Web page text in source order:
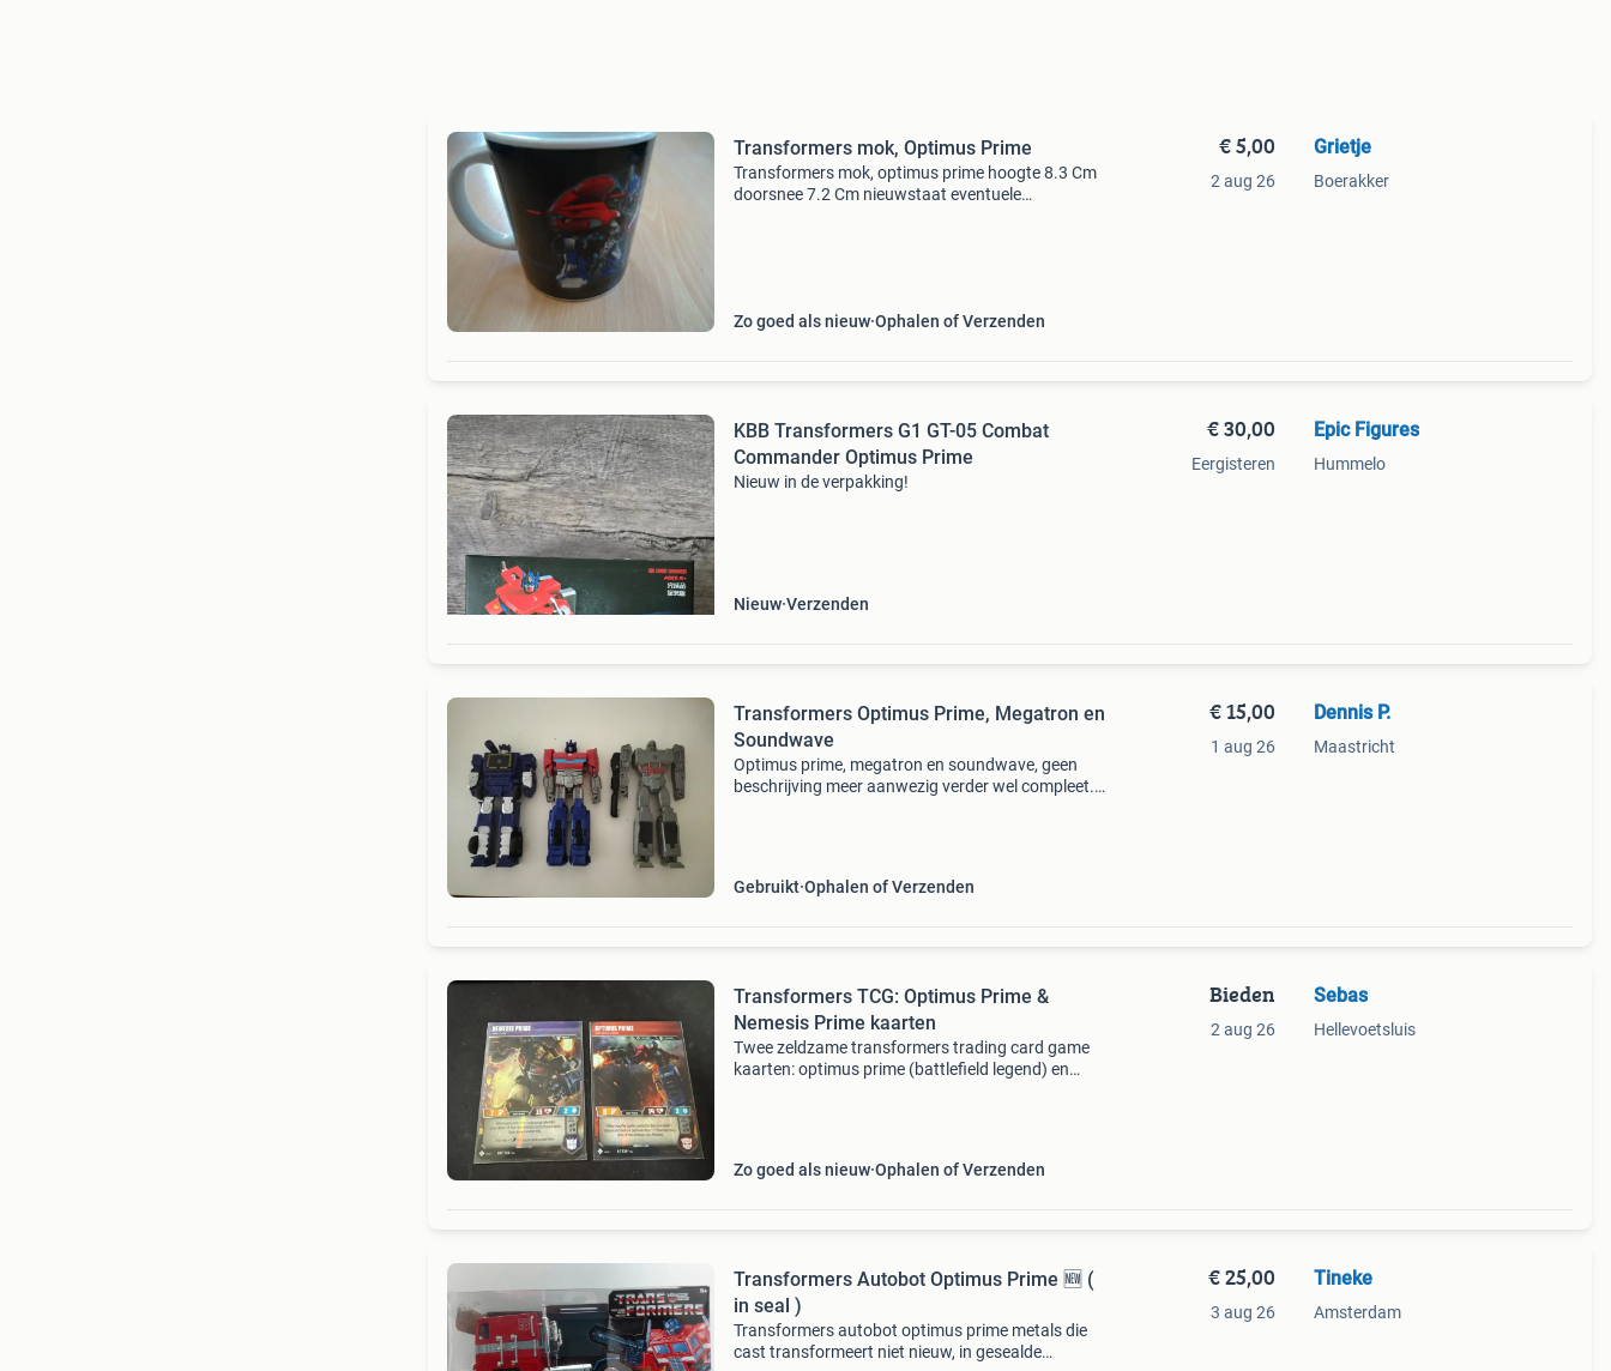
Transformers mok, Optimus Prime
Transformers mok, optimus prime hoogte 8.3 Cm
doorsnee 7.2 Cm nieuwstaat eventuele
Zo goed als nieuw Ophalen of Verzenden
€ 5,00
2 aug 26
Grietje
Boerakker
KBB Transformers G1 GT-05 Combat
Commander Optimus Prime
Nieuw in de verpakking!
Nieuw Verzenden
€ 30,00
Eergisteren
Epic Figures
Hummelo
Transformers Optimus Prime, Megatron en
Soundwave
Optimus prime, megatron en soundwave, geen
beschrijving meer aanwezig verder wel compleet.
Gebruikt Ophalen of Verzenden
€ 15,00
1 aug 26
Dennis P.
Maastricht
Transformers TCG: Optimus Prime &
Nemesis Prime kaarten
Twee zeldzame transformers trading card game
kaarten: optimus prime (battlefield legend) en
Zo goed als nieuw Ophalen of Verzenden
Bieden
2 aug 26
Sebas
Hellevoetsluis
Transformers Autobot Optimus Prime 🆕️ (
in seal )
Transformers autobot optimus prime metals die
cast transformeert niet nieuw, in gesealde
€ 25,00
3 aug 26
Tineke
Amsterdam